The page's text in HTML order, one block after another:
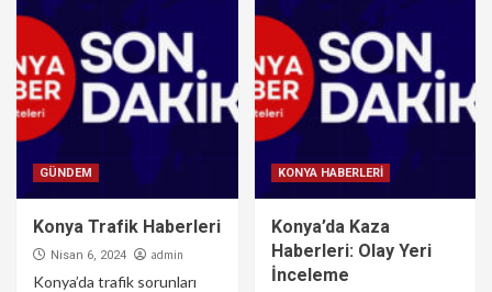
GÜNDEM
Konya Trafik Haberleri
Nisan 6, 2024 admin
Konya’da trafik sorunları
KONYA HABERLERİ
Konya’da Kaza
Haberleri: Olay Yeri
İnceleme